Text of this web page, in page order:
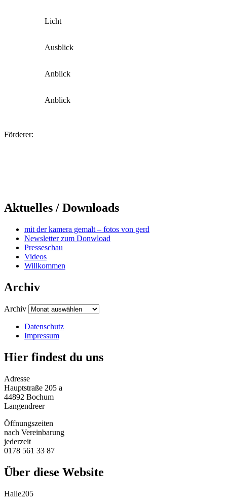
Licht
Ausblick
Anblick
Anblick
Förderer:
Aktuelles / Downloads
mit der kamera gemalt – fotos von gerd
Newsletter zum Donwload
Presseschau
Videos
Willkommen
Archiv
Archiv
Datenschutz
Impressum
Hier findest du uns
Adresse
Hauptstraße 205 a
44892 Bochum
Langendreer
Öffnungszeiten
nach Vereinbarung
jederzeit
0178 561 33 87
Über diese Website
Halle205